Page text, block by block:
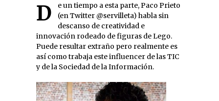
De un tiempo a esta parte, Paco Prieto
(en Twitter @servilleta) habla sin
descanso de creatividad e
innovación rodeado de figuras de Lego.
Puede resultar extraño pero realmente es
así como trabaja este influencer de las TIC
y de la Sociedad de la Información.